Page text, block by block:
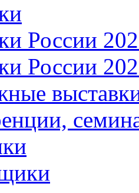
России
России